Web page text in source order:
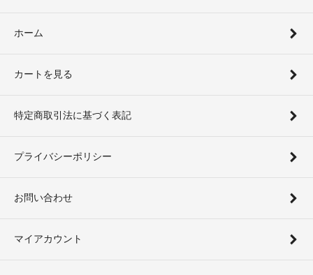
ホーム
カートを見る
特定商取引法に基づく表記
プライバシーポリシー
お問い合わせ
マイアカウント